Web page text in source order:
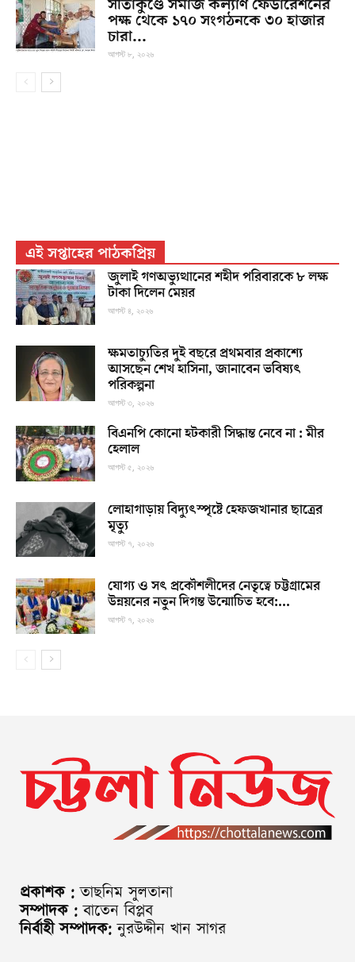
সীতাকুণ্ডে সমাজ কল্যাণ ফেডারেশনের
পক্ষ থেকে ১৭০ সংগঠনকে ৩০ হাজার
চারা...
আগস্ট ৮, ২০২৬
এই সপ্তাহের পাঠকপ্রিয়
জুলাই গণঅভ্যুত্থানের শহীদ পরিবারকে ৮ লক্ষ
টাকা দিলেন মেয়র
আগস্ট ৪, ২০২৬
ক্ষমতাচ্যুতির দুই বছরে প্রথমবার প্রকাশ্যে
আসছেন শেখ হাসিনা, জানাবেন ভবিষ্যৎ
পরিকল্পনা
আগস্ট ৩, ২০২৬
বিএনপি কোনো হটকারী সিদ্ধান্ত নেবে না : মীর
হেলাল
আগস্ট ৫, ২০২৬
লোহাগাড়ায় বিদ্যুৎস্পৃষ্টে হেফজখানার ছাত্রের
মৃত্যু
আগস্ট ৭, ২০২৬
যোগ্য ও সৎ প্রকৌশলীদের নেতৃত্বে চট্টগ্রামের
উন্নয়নের নতুন দিগন্ত উন্মোচিত হবে:...
আগস্ট ৭, ২০২৬
প্রকাশক : তাছনিম সুলতানা
সম্পাদক : বাতেন বিপ্লব
নির্বাহী সম্পাদক: নুরউদ্দীন খান সাগর